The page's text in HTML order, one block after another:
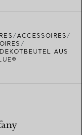
ACCESSOIRES
AUS